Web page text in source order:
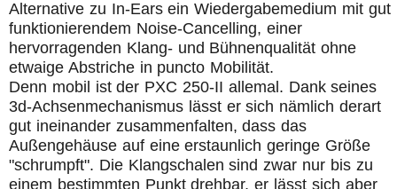
Alternative zu In-Ears ein Wiedergabemedium mit gut
funktionierendem Noise-Cancelling, einer
hervorragenden Klang- und Bühnenqualität ohne
etwaige Abstriche in puncto Mobilität.
Denn mobil ist der PXC 250-II allemal. Dank seines
3d-Achsenmechanismus lässt er sich nämlich derart
gut ineinander zusammenfalten, dass das
Außengehäuse auf eine erstaunlich geringe Größe
"schrumpft". Die Klangschalen sind zwar nur bis zu
einem bestimmten Punkt drehbar, er lässt sich aber